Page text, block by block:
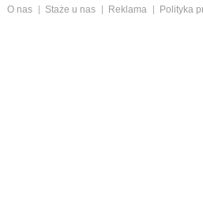
O nas Staże u nas Reklama
Polityka